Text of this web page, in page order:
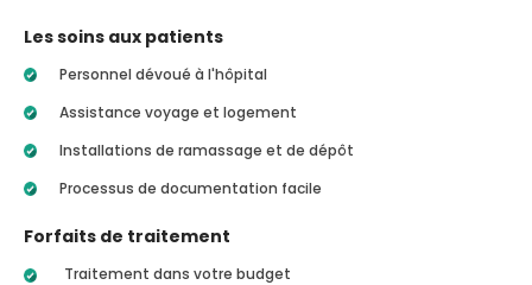
Les soins aux patients
Personnel dévoué à l'hôpital
Assistance voyage et logement
Installations de ramassage et de dépôt
Processus de documentation facile
Forfaits de traitement
Traitement dans votre budget